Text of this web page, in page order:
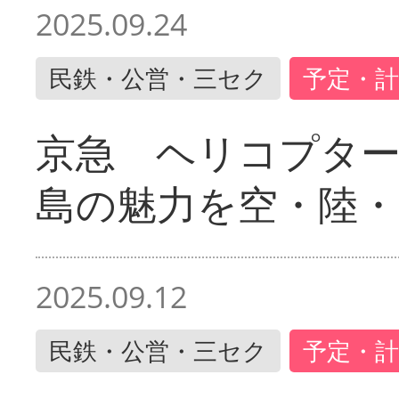
2025.09.24
民鉄・公営・三セク 予定・
京急 ヘリコプタ
島の魅力を空・陸
2025.09.12
民鉄・公営・三セク 予定・